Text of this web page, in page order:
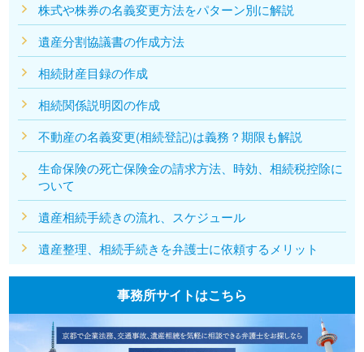
株式や株券の名義変更方法をパターン別に解説
遺産分割協議書の作成方法
相続財産目録の作成
相続関係説明図の作成
不動産の名義変更(相続登記)は義務？期限も解説
生命保険の死亡保険金の請求方法、時効、相続税控除に
ついて
遺産相続手続きの流れ、スケジュール
遺産整理、相続手続きを弁護士に依頼するメリット
事務所サイトはこちら